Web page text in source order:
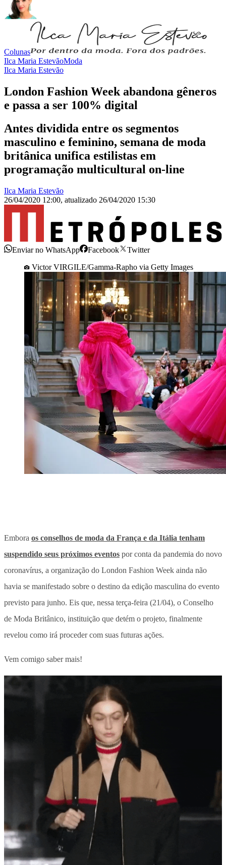
Colunas
Ilca Maria EstevãoModa
Ilca Maria Estevão
London Fashion Week abandona gêneros
e passa a ser 100% digital
Antes dividida entre os segmentos
masculino e feminino, semana de moda
britânica unifica estilistas em
programação multicultural on-line
Ilca Maria Estevão
26/04/2020 12:00, atualizado 26/04/2020 15:30
Enviar no WhatsApp Facebook
Twitter
Victor VIRGILE/Gamma-Rapho via Getty Images
Embora os conselhos de moda da França e da Itália tenham
suspendido seus próximos eventos por conta da pandemia do novo
coronavírus, a organização do London Fashion Week ainda não
havia se manifestado sobre o destino da edição masculina do evento
previsto para junho. Eis que, nessa terça-feira (21/04), o Conselho
de Moda Britânico, instituição que detém o projeto, finalmente
revelou como irá proceder com suas futuras ações.
Vem comigo saber mais!